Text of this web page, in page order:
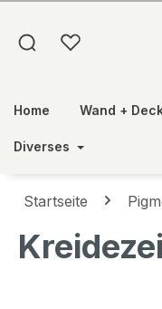
Home Wand +
Diverses
Startseite